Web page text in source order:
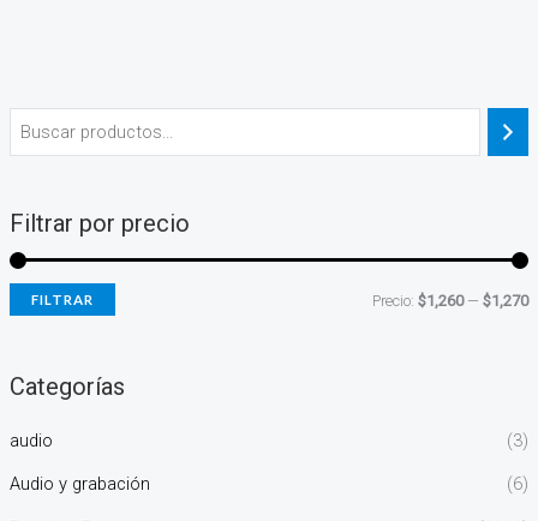
Filtrar por precio
FILTRAR Precio:$1,260—$1,270
Categorías
audio (3)
Audio y grabación (6)